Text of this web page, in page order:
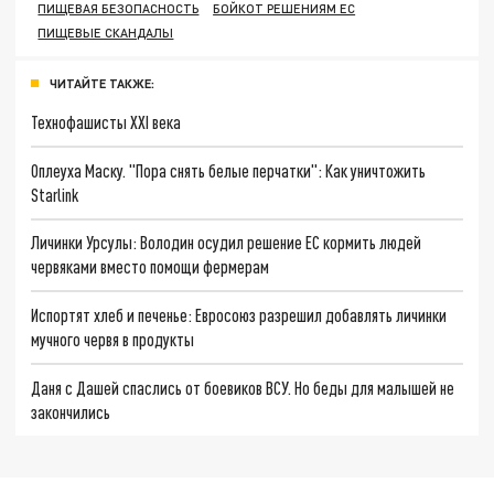
ПИЩЕВАЯ БЕЗОПАСНОСТЬ
БОЙКОТ РЕШЕНИЯМ ЕС
ПИЩЕВЫЕ СКАНДАЛЫ
ЧИТАЙТЕ ТАКЖЕ:
Технофашисты XXI века
Оплеуха Маску. "Пора снять белые перчатки": Как уничтожить
Starlink
Личинки Урсулы: Володин осудил решение ЕС кормить людей
червяками вместо помощи фермерам
Испортят хлеб и печенье: Евросоюз разрешил добавлять личинки
мучного червя в продукты
Даня с Дашей спаслись от боевиков ВСУ. Но беды для малышей не
закончились